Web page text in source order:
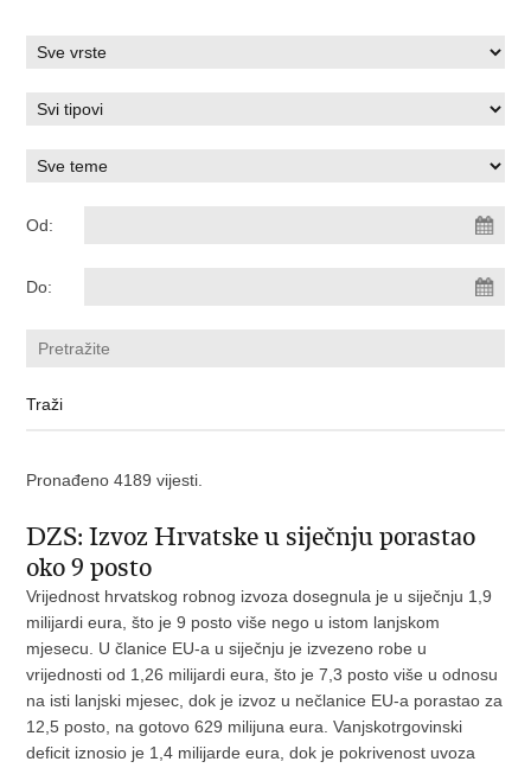
Od:
Do:
Pronađeno 4189 vijesti.
DZS: Izvoz Hrvatske u siječnju porastao
oko 9 posto
Vrijednost hrvatskog robnog izvoza dosegnula je u siječnju 1,9
milijardi eura, što je 9 posto više nego u istom lanjskom
mjesecu. U članice EU-a u siječnju je izvezeno robe u
vrijednosti od 1,26 milijardi eura, što je 7,3 posto više u odnosu
na isti lanjski mjesec, dok je izvoz u nečlanice EU-a porastao za
12,5 posto, na gotovo 629 milijuna eura. Vanjskotrgovinski
deficit iznosio je 1,4 milijarde eura, dok je pokrivenost uvoza